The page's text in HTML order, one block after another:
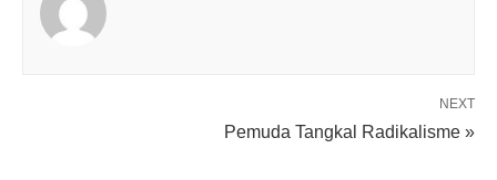
NEXT
Pemuda Tangkal Radikalisme »